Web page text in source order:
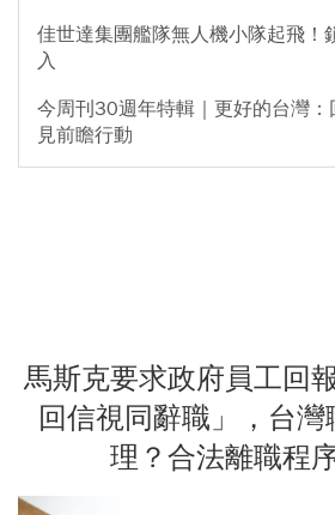
佳世達集團艦隊無人機小隊起飛！
入
今周刊30週年特輯｜更好的台灣
見前瞻行動
馬斯克要求政府員工回
回信視同辭職」，台
理？合法離職程